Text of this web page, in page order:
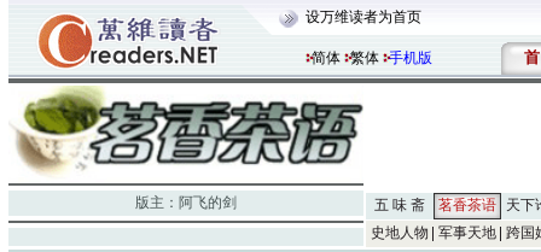
设万维读者为首页
简体 繁体 手机版 首
版主： 阿飞的剑 五 味 斋 茗香茶语
天下
史地人物
军事天地 跨国